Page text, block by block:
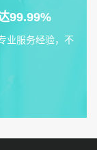
99.99%
业服务经验，不